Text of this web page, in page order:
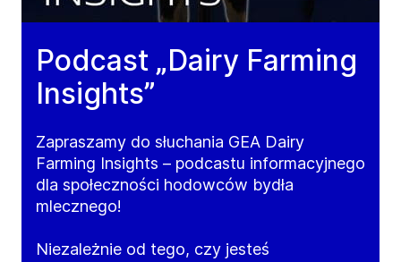
Podcast „Dairy Farming
Insights”
Zapraszamy do słuchania GEA Dairy
Farming Insights – podcastu informacyjnego
dla społeczności hodowców bydła
mlecznego!
Niezależnie od tego, czy jesteś